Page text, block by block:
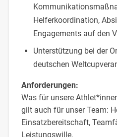
Helferkoordination,
Engagements auf den
Unterstützung bei der
deutschen
Anforderungen:
Was für unsere
gilt auch für unser Team:
Einsatzbereitschaft,
Leistungswille.